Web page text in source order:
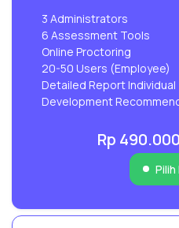
3 Administrators
6 Assessment Tools
Online Proctoring
20-50 Users (Employee)
Detailed Report Individual
Development
Rp 490.000